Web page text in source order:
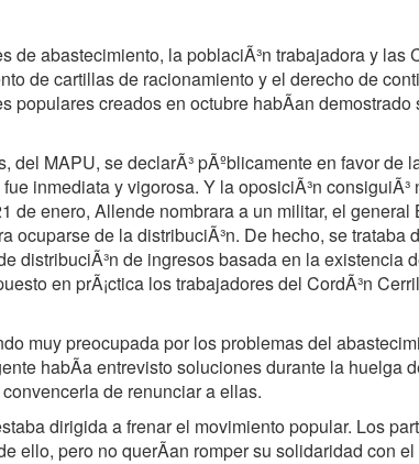
de abastecimiento, la poblaciÃ³n trabajadora y las
de cartillas de racionamiento y el derecho de
populares creados en octubre habÃan demostrado
del MAPU, se declarÃ³ pÃºblicamente en favor de
inmediata y vigorosa. Y la oposiciÃ³n consiguiÃ³
de enero, Allende nombrara a un militar, el general
ocuparse de la distribuciÃ³n. De hecho, se trataba
distribuciÃ³n de ingresos basada en la existencia
en prÃ¡ctica los trabajadores del CordÃ³n
muy preocupada por los problemas del
habÃa entrevisto soluciones durante la huelga
de renunciar a ellas.
dirigida a frenar el movimiento popular. Los
ello, pero no querÃan romper su solidaridad con